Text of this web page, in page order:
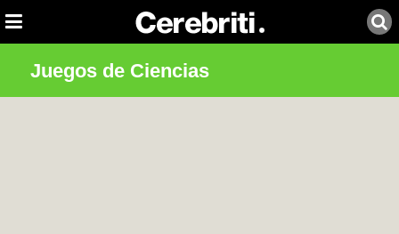
Juegos de Ciencias